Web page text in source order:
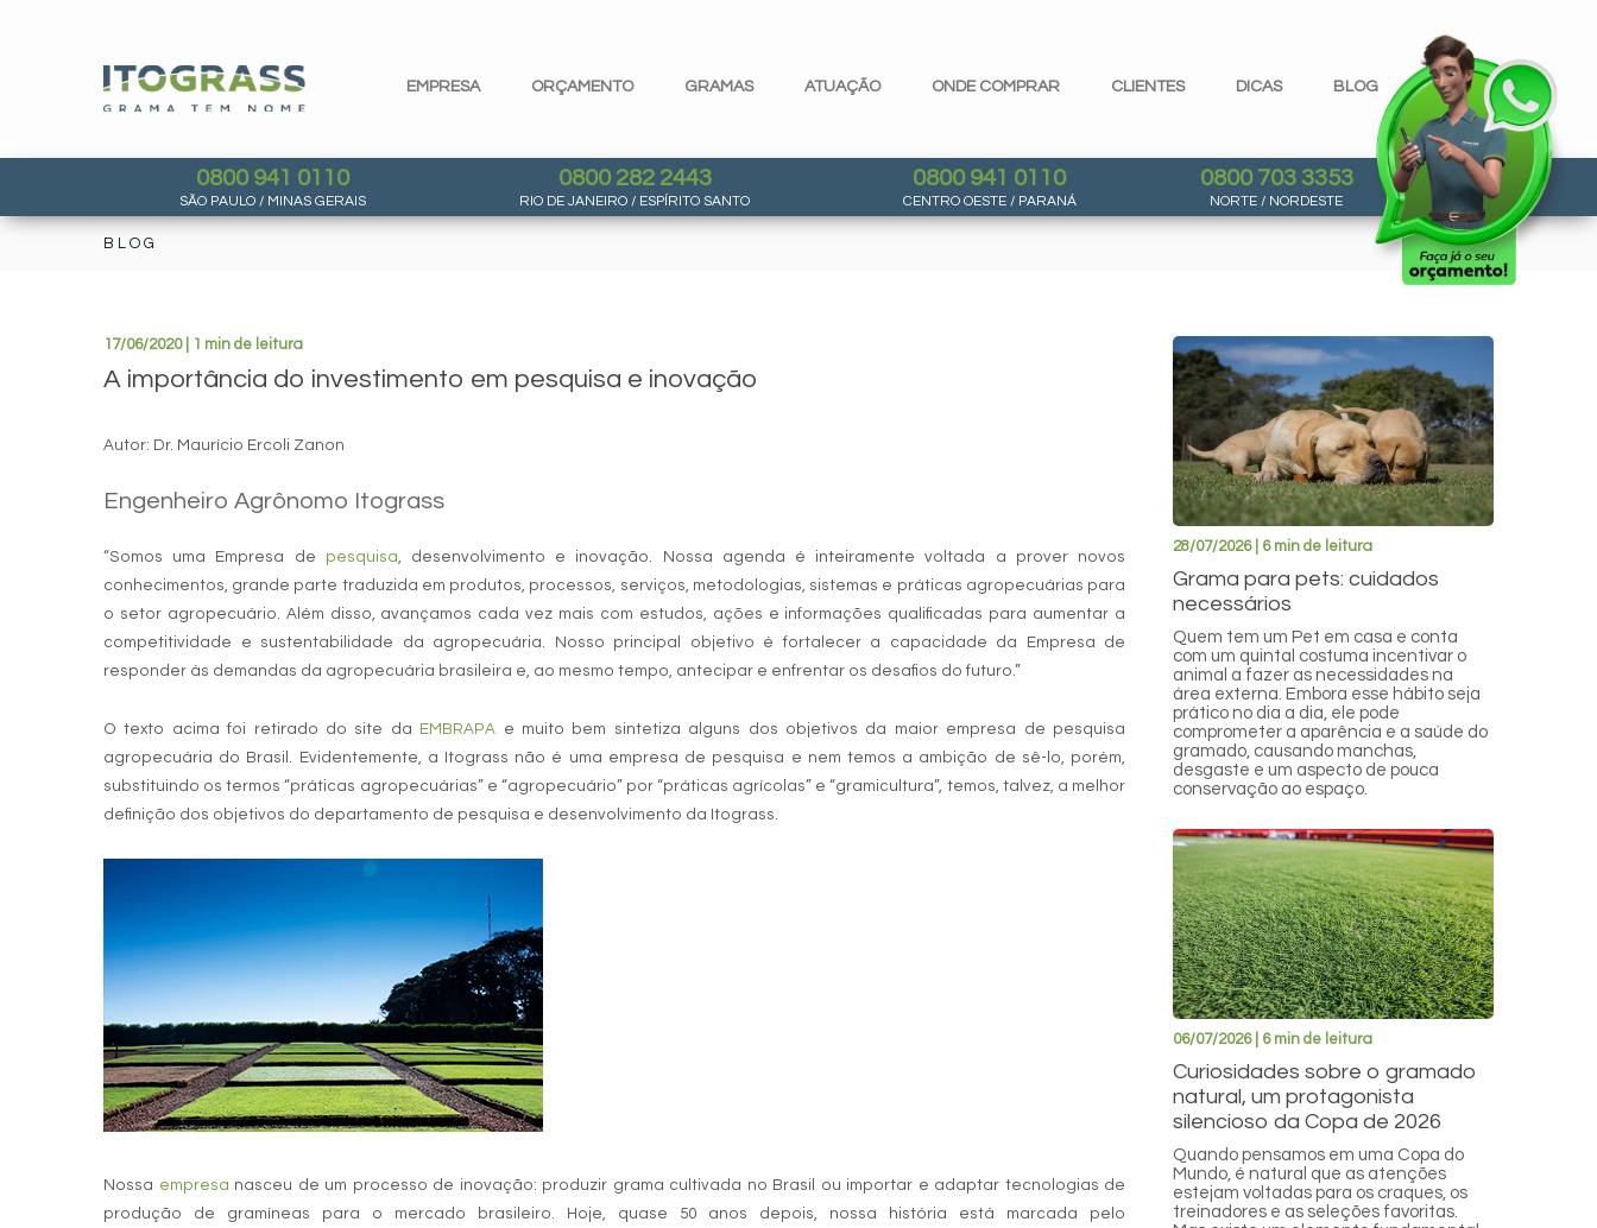
EMPRESA ORÇAMENTO GRAMAS ATUAÇÃO ONDE COMPRAR CLIENTES DICAS BLOG
0800 941 0110
SÃO PAULO / MINAS GERAIS
0800 282 2443
RIO DE JANEIRO / ESPÍRITO SANTO
0800 941 0110
CENTRO OESTE / PARANÁ
0800 703 3353
NORTE / NORDESTE
BLOG
17/06/2020 | 1 min de leitura
A importância do investimento em pesquisa e inovação
Autor: Dr. Maurício Ercoli Zanon
Engenheiro Agrônomo Itograss
“Somos uma Empresa de pesquisa, desenvolvimento e inovação. Nossa agenda é inteiramente voltada a prover novos
conhecimentos, grande parte traduzida em produtos, processos, serviços, metodologias, sistemas e práticas agropecuárias para
o setor agropecuário. Além disso, avançamos cada vez mais com estudos, ações e informações qualificadas para aumentar a
competitividade e sustentabilidade da agropecuária. Nosso principal objetivo é fortalecer a capacidade da Empresa de
responder às demandas da agropecuária brasileira e, ao mesmo tempo, antecipar e enfrentar os desafios do futuro.”
O texto acima foi retirado do site da EMBRAPA e muito bem sintetiza alguns dos objetivos da maior empresa de pesquisa
agropecuária do Brasil. Evidentemente, a Itograss não é uma empresa de pesquisa e nem temos a ambição de sê-lo, porém,
substituindo os termos “práticas agropecuárias” e “agropecuário” por “práticas agrícolas” e “gramicultura”, temos, talvez, a melhor
definição dos objetivos do departamento de pesquisa e desenvolvimento da Itograss.
Nossa empresa nasceu de um processo de inovação: produzir grama cultivada no Brasil ou importar e adaptar tecnologias de
produção de gramíneas para o mercado brasileiro. Hoje, quase 50 anos depois, nossa história está marcada pelo
28/07/2026 | 6 min de leitura
Grama para pets: cuidados
necessários
Quem tem um Pet em casa e conta
com um quintal costuma incentivar o
animal a fazer as necessidades na
área externa. Embora esse hábito seja
prático no dia a dia, ele pode
comprometer a aparência e a saúde do
gramado, causando manchas,
desgaste e um aspecto de pouca
conservação ao espaço.
06/07/2026 | 6 min de leitura
Curiosidades sobre o gramado
natural, um protagonista
silencioso da Copa de 2026
Quando pensamos em uma Copa do
Mundo, é natural que as atenções
estejam voltadas para os craques, os
treinadores e as seleções favoritas.